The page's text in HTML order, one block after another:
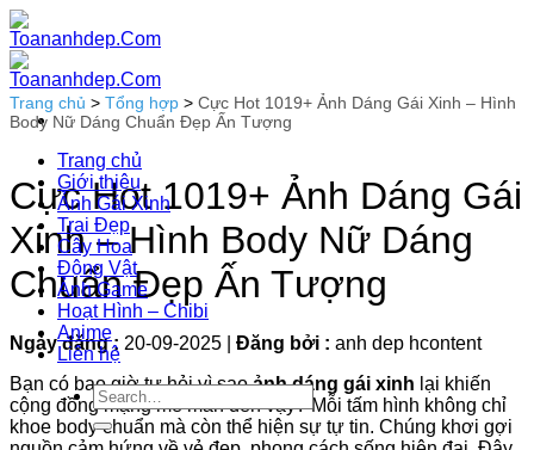
Bỏ
qua
nội
dung
Trang chủ
Giới thiệu
Ảnh Gái Xinh
Trai Đẹp
Cây Hoa
Động Vật
Ảnh Game
Hoạt Hình – Chibi
Anime
Liên hệ
Trang chủ > Tổng hợp > Cực Hot 1019+ Ảnh Dáng Gái Xinh – Hình
Body Nữ Dáng Chuẩn Đẹp Ấn Tượng
Cực Hot 1019+ Ảnh Dáng Gái
Xinh – Hình Body Nữ Dáng
Chuẩn Đẹp Ấn Tượng
Ngày đăng : 20-09-2025 Đăng bởi : anh dep hcontent
Bạn có bao giờ tự hỏi vì saoảnh dáng gái xinh lại khiến
cộng đồng mạng mê mẩn đến vậy? Mỗi tấm hình không chỉ
khoe body chuẩn mà còn thể hiện sự tự tin. Chúng khơi gợi